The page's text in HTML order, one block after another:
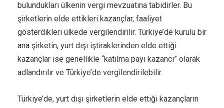
bulundukları ülkenin vergi mevzuatına tabidirler. Bu
şirketlerin elde ettikleri kazançlar, faaliyet
gösterdikleri ülkede vergilendirilir. Türkiye’de kurulu bir
ana şirketin, yurt dışı iştiraklerinden elde ettiği
kazançlar ise genellikle “katılma payı kazancı” olarak
adlandırılır ve Türkiye’de vergilendirilebilir.
Türkiye’de, yurt dışı şirketlerin elde ettiği kazançların